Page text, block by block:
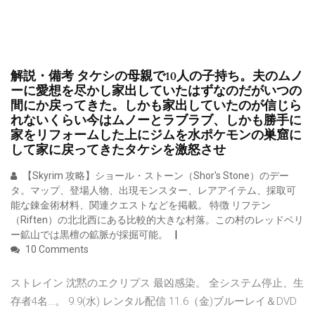
解説・備考 タケシの母親で10人の子持ち。夫のムノ
ーに愛想を尽かし家出していたはずなのだがいつの
間にか戻ってきた。しかも家出していたのが信じら
れないくらい今はムノーとラブラブ、しかも勝手に
家をリフォームした上にジムを水ポケモンの巣窟に
して家に戻ってきたタケシを激怒させ
【Skyrim 攻略】ショール・ストーン（Shor's Stone）のデー
タ。マップ、登場人物、出現モンスター、レアアイテム、採取可
能な錬金術材料、関連クエストなどを掲載。 特徴 リフテン
（Riften）の北北西にある比較的大きな村落。この村のレッドベリ
ー鉱山では黒檀の鉱脈が採掘可能。
10 Comments
ストレイン 沈黙のエクリプス 最凶感染。 全システム停止、生
存者4名…。 9.9(水) レンタル配信 11.6（金)ブルーレイ＆DVD